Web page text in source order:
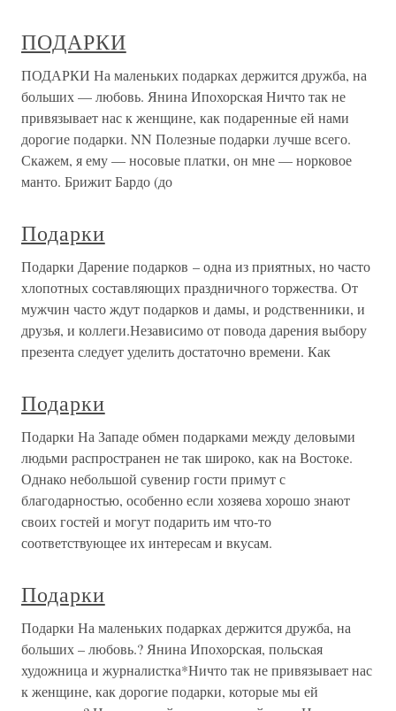
ПОДАРКИ
ПОДАРКИ На маленьких подарках держится дружба, на
больших — любовь. Янина Ипохорская Ничто так не
привязывает нас к женщине, как подаренные ей нами
дорогие подарки. NN Полезные подарки лучше всего.
Скажем, я ему — носовые платки, он мне — норковое
манто. Брижит Бардо (до
Подарки
Подарки Дарение подарков – одна из приятных, но часто
хлопотных составляющих праздничного торжества. От
мужчин часто ждут подарков и дамы, и родственники, и
друзья, и коллеги.Независимо от повода дарения выбору
презента следует уделить достаточно времени. Как
Подарки
Подарки На Западе обмен подарками между деловыми
людьми распространен не так широко, как на Востоке.
Однако небольшой сувенир гости примут с
благодарностью, особенно если хозяева хорошо знают
своих гостей и могут подарить им что-то
соответствующее их интересам и вкусам.
Подарки
Подарки На маленьких подарках держится дружба, на
больших – любовь.? Янина Ипохорская, польская
художница и журналистка*Ничто так не привязывает нас
к женщине, как дорогие подарки, которые мы ей